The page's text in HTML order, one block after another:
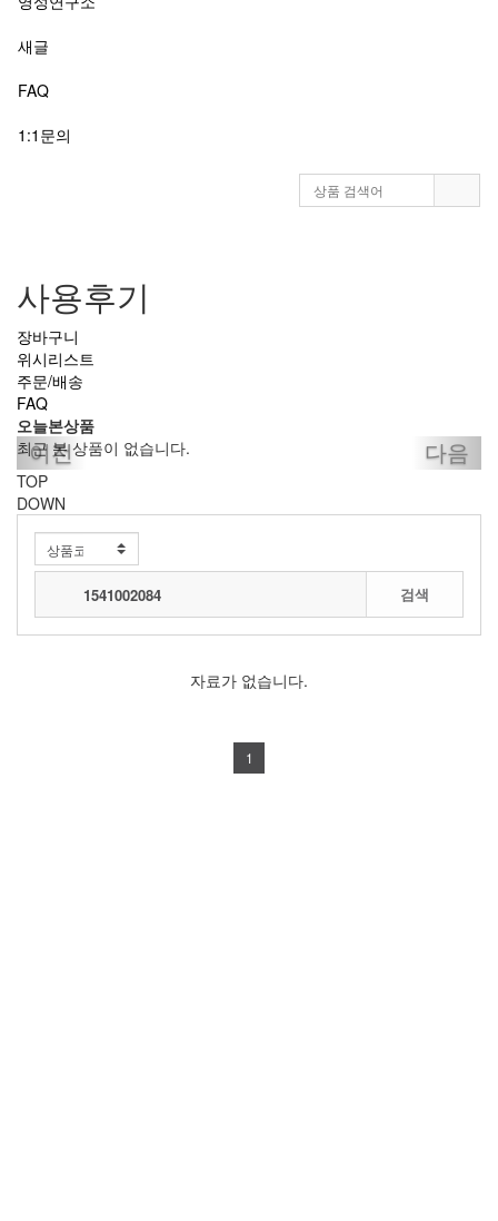
새글
FAQ
1:1문의
사용후기
장바구니
위시리스트
주문/배송
FAQ
오늘본상품
최근 본 상품이 없습니다.
이전 다음
TOP
DOWN
검색
자료가 없습니다.
1